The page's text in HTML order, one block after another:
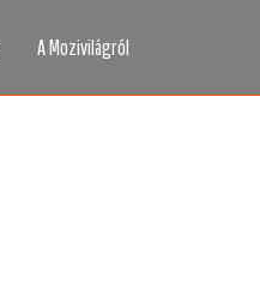
A Mozivilágról